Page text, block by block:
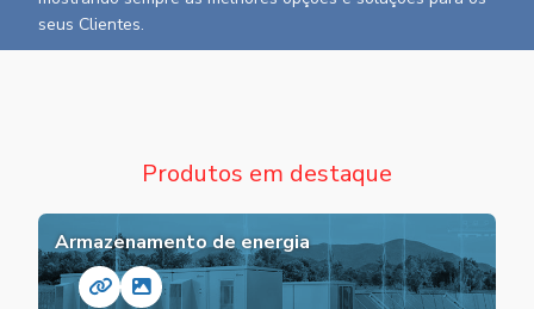
seus Clientes.
Produtos em destaque
Armazenamento de energia